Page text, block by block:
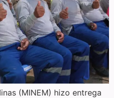
(MINEM) hizo entrega